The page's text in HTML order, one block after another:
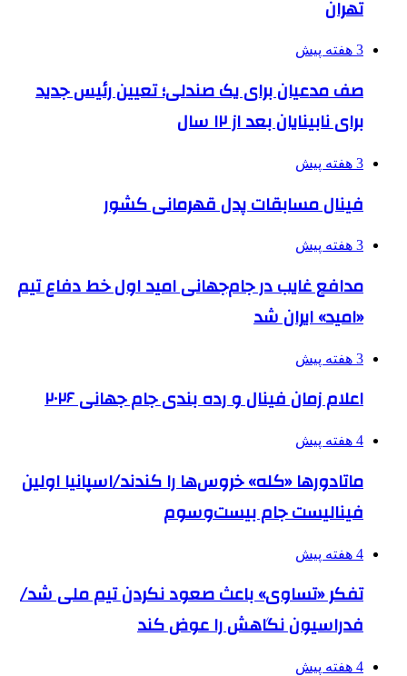
تهران
3 هفته پیش
صف مدعیان برای یک صندلی؛ تعیین رئیس جدید
برای نابینایان بعد از ۱۲ سال
3 هفته پیش
فینال مسابقات پدل قهرمانی کشور
3 هفته پیش
مدافع غایب در جام‌جهانی امید اول خط دفاع تیم
«امید» ایران شد
3 هفته پیش
اعلام زمان فینال و رده بندی جام جهانی ۲۰۲۶
4 هفته پیش
ماتادورها «کله» خروس‌ها را کندند/اسپانیا اولین
فینالیست جام بیست‌وسوم
4 هفته پیش
تفکر «تساوی» باعث صعود نکردن تیم ملی شد/
فدراسیون نگاهش را عوض کند
4 هفته پیش